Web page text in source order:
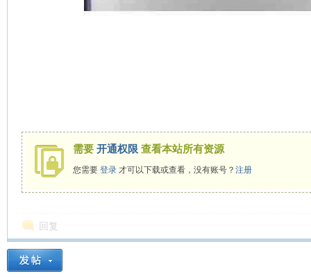
需要 开通权限 查看本站所有资源
您需要 登录才可以下载或查看，没有账号？ 注册
回复